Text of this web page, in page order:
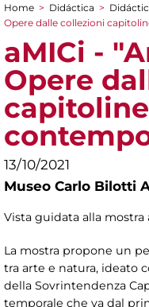
You are here
Home > Didáctica >
Opere dalle collezioni
aMICi -
Opere
13/10/2021
Museo Carlo Bilotti
Vista guidata alla mostra
La mostra propone un
tra arte e natura, ideato
della Sovrintendenza
temporale che va dal